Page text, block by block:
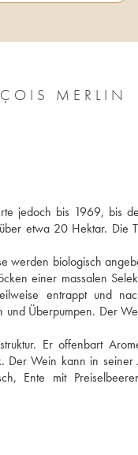
MERLIN
jedoch bis 1969, bis
etwa 20 Hektar. Die
werden biologisch
einer massalen
entrappt und
und Überpumpen. Der
Er offenbart
Der Wein kann in seiner
Ente mit